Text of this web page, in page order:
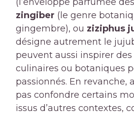
zingiber (le genre
gingembre), ou ziziphus
désigne autrement le
peuvent aussi inspirer
culinaires ou botaniques
passionnés. En revanche,
pas confondre certains
issus d’autres contextes,